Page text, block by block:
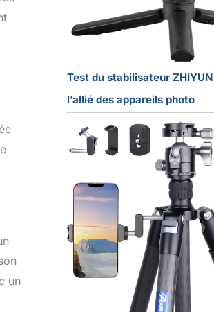
un
Test du stabilisateur
l’allié des appareils photo